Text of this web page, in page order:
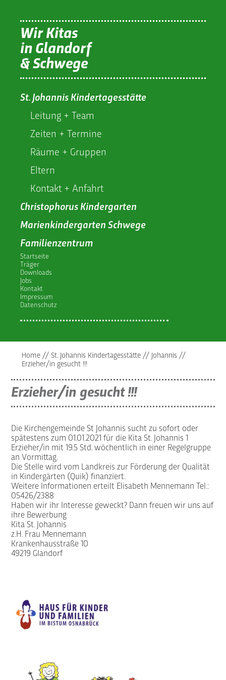
Wir Kitas
in Glandorf
& Schwege
St. Johannis Kindertagesstätte
Leitung + Team
Zeiten + Termine
Räume + Gruppen
Eltern
Kontakt + Anfahrt
Christophorus Kindergarten
Marienkindergarten Schwege
Familienzentrum
Startseite
Träger
Downloads
Jobs
Kontakt
Impressum
Datenschutz
Home// St. Johannis Kindertagesstätte// Johannis//
Erzieher/in gesucht !!!
Erzieher/in gesucht !!!
Die Kirchengemeinde St Johannis sucht zu sofort oder
spätestens zum 01.01.2021 für die Kita St. Johannis 1
Erzieher/in mit 19.5 Std. wöchentlich in einer Regelgruppe
an Vormittag.
Die Stelle wird vom Landkreis zur Förderung der Qualität
in Kindergärten (Quik) finanziert.
Weitere Informationen erteilt Elisabeth Mennemann Tel.:
05426/2388
Haben wir ihr Interesse geweckt? Dann freuen wir uns auf
ihre Bewerbung
Kita St. Johannis
z.H. Frau Mennemann
Krankenhausstraße 10
49219 Glandorf